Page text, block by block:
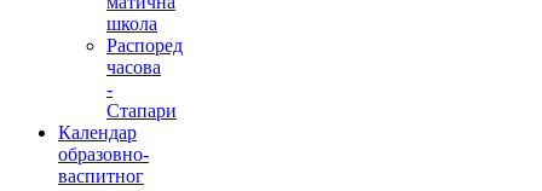
школа
Распоред
часова
-
Стапари
Календар
образовно-
васпитног